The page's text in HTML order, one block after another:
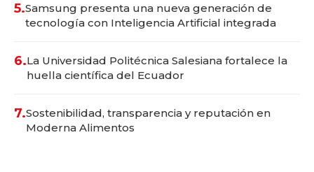
5.Samsung presenta una nueva generación de
tecnología con Inteligencia Artificial integrada
6.La Universidad Politécnica Salesiana fortalece la
huella científica del Ecuador
7.Sostenibilidad, transparencia y reputación en
Moderna Alimentos